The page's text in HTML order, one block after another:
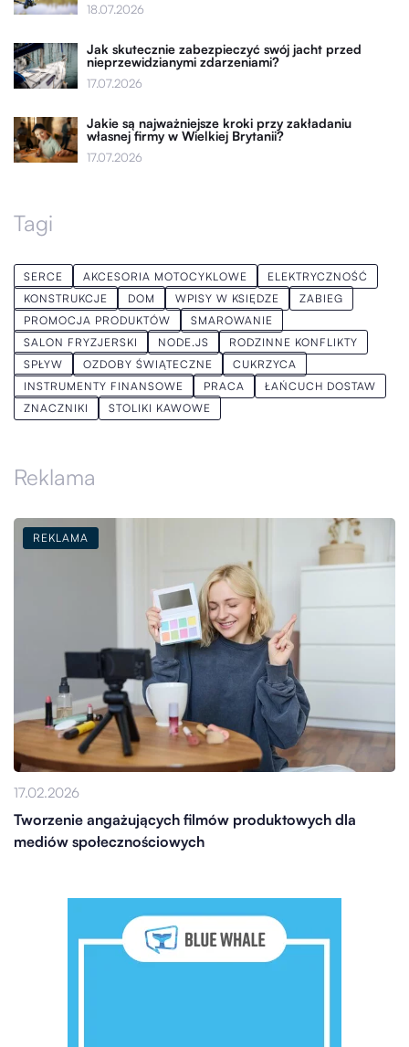
18.07.2026
Jak skutecznie zabezpieczyć swój jacht przed
nieprzewidzianymi zdarzeniami?
17.07.2026
Jakie są najważniejsze kroki przy zakładaniu
własnej firmy w Wielkiej Brytanii?
17.07.2026
Tagi
SERCE AKCESORIA MOTOCYKLOWE
ELEKTRYCZNOŚĆ
KONSTRUKCJE
DOM WPISY W KSIĘDZE
ZABIEG
PROMOCJA PRODUKTÓW
SMAROWANIE
SALON FRYZJERSKI
NODE.JS
RODZINNE KONFLIKTY
SPŁYW
OZDOBY ŚWIĄTECZNE
CUKRZYCA
INSTRUMENTY FINANSOWE
PRACA
ŁAŃCUCH DOSTAW
ZNACZNIKI
STOLIKI KAWOWE
Reklama
REKLAMA
17.02.2026
Tworzenie angażujących filmów produktowych dla
mediów społecznościowych